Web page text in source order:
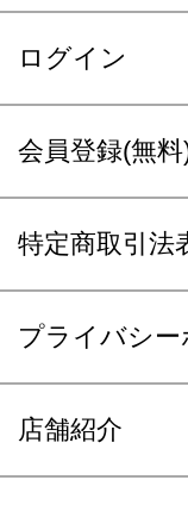
ログイン
会員登録(無料
特定商取引法
プライバシー
店舗紹介